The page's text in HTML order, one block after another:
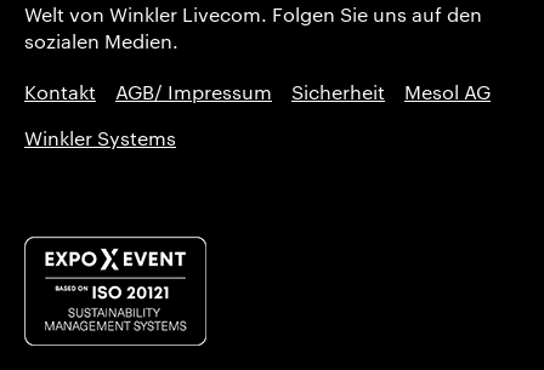
Welt von Winkler Livecom. Folgen Sie uns auf den
sozialen Medien.
Kontakt AGB/ Impressum Sicherheit
Mesol AG
Winkler Systems